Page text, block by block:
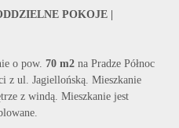
POKOJE |
o pow. 70 m2 na Pradze Północ
z ul. Jagiellońską. Mieszkanie
z windą. Mieszkanie jest